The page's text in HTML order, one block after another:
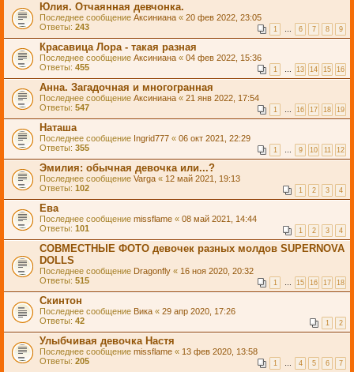
Юлия. Отчаянная девчонка.
Последнее сообщение Аксиниана « 20 фев 2022, 23:05
Ответы: 243 1 … 6 7 8 9
Красавица Лора - такая разная
Последнее сообщение Аксиниана « 04 фев 2022, 15:36
Ответы: 455 1 … 13 14 15 16
Анна. Загадочная и многогранная
Последнее сообщение Аксиниана « 21 янв 2022, 17:54
Ответы: 547 1 … 16 17 18 19
Наташа
Последнее сообщение Ingrid777 « 06 окт 2021, 22:29
Ответы: 355 1 … 9 10 11 12
Эмилия: обычная девочка или...?
Последнее сообщение Varga « 12 май 2021, 19:13
Ответы: 102 1 2 3 4
Ева
Последнее сообщение missflame « 08 май 2021, 14:44
Ответы: 101 1 2 3 4
СОВМЕСТНЫЕ ФОТО девочек разных молдов SUPERNOVA
DOLLS
Последнее сообщение Dragonfly « 16 ноя 2020, 20:32
Ответы: 515 1 … 15 16 17 18
Скинтон
Последнее сообщение Вика « 29 апр 2020, 17:26
Ответы: 42 1 2
Улыбчивая девочка Настя
Последнее сообщение missflame « 13 фев 2020, 13:58
Ответы: 205 1 … 4 5 6 7